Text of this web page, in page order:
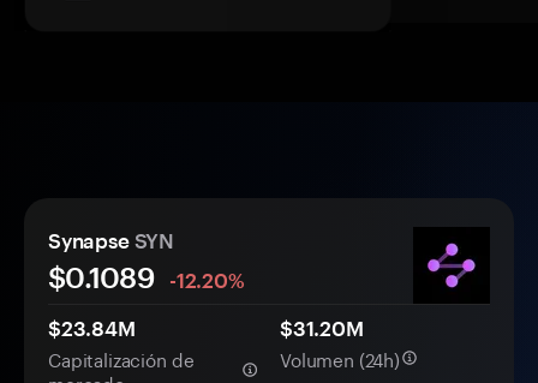
Synapse SYN
$0.1089
-12.20%
$23.84M
Capitalización de
$31.20M
Volumen (24h)